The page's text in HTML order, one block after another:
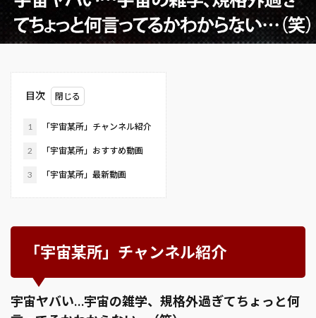
目次
1 「宇宙某所」チャンネル紹介
2 「宇宙某所」おすすめ動画
3 「宇宙某所」最新動画
「宇宙某所」チャンネル紹介
宇宙ヤバい…宇宙の雑学、規格外過ぎてちょっと何